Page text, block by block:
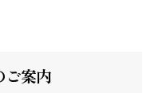
ご案内